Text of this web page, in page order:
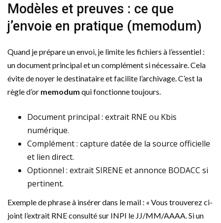
Modèles et preuves : ce que
j’envoie en pratique (memodum)
Quand je prépare un envoi, je limite les fichiers à l’essentiel :
un document principal et un complément si nécessaire. Cela
évite de noyer le destinataire et facilite l’archivage. C’est la
règle d’or memodum qui fonctionne toujours.
Document principal : extrait RNE ou Kbis
numérique.
Complément : capture datée de la source officielle
et lien direct.
Optionnel : extrait SIRENE et annonce BODACC si
pertinent.
Exemple de phrase à insérer dans le mail : « Vous trouverez ci-
joint l’extrait RNE consulté sur INPI le JJ/MM/AAAA. Si un